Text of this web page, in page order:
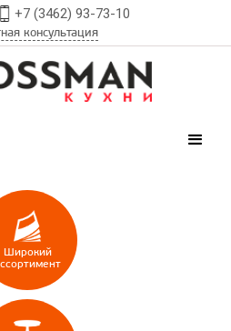
+7 (3462) 93-73-10
консультация
Широкий